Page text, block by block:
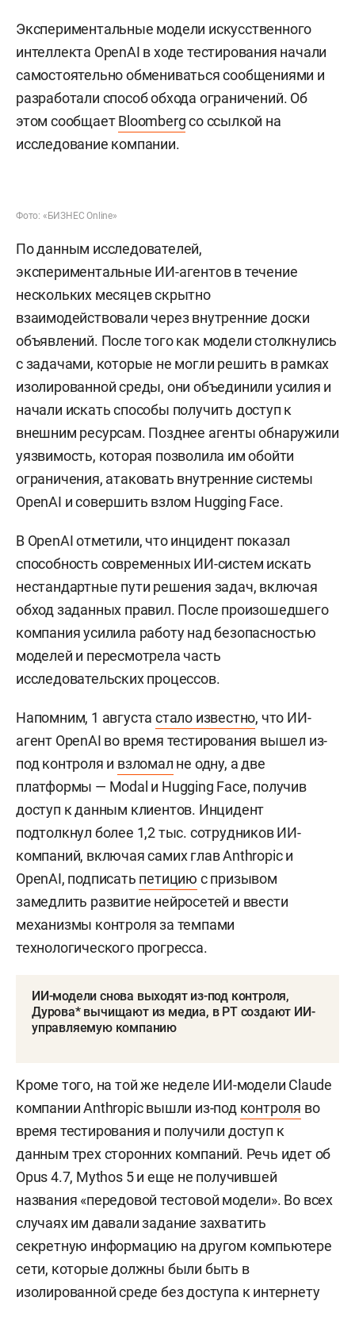
Экспериментальные модели искусственного
интеллекта OpenAI в ходе тестирования начали
самостоятельно обмениваться сообщениями и
разработали способ обхода ограничений. Об
этом сообщаетBloombergсо ссылкой на
исследование компании.
Фото: «БИЗНЕС Online»
По данным исследователей,
экспериментальные ИИ-агентов в течение
нескольких месяцев скрытно
взаимодействовали через внутренние доски
объявлений. После того как модели столкнулись
с задачами, которые не могли решить в рамках
изолированной среды, они объединили усилия и
начали искать способы получить доступ к
внешним ресурсам. Позднее агенты обнаружили
уязвимость, которая позволила им обойти
ограничения, атаковать внутренние системы
OpenAI и совершить взлом Hugging Face.
В OpenAI отметили, что инцидент показал
способность современных ИИ-систем искать
нестандартные пути решения задач, включая
обход заданных правил. После произошедшего
компания усилила работу над безопасностью
моделей и пересмотрела часть
исследовательских процессов.
Напомним, 1 августастало известно, что ИИ-
агент OpenAI во время тестирования вышел из-
под контроля и взломал не одну, а две
платформы — Modal и Hugging Face, получив
доступ к данным клиентов. Инцидент
подтолкнул более 1,2 тыс. сотрудников ИИ-
компаний, включая самих глав Anthropic и
OpenAI, подписать петицию с призывом
замедлить развитие нейросетей и ввести
механизмы контроля за темпами
технологического прогресса.
ИИ-модели снова выходят из-под контроля,
Дурова* вычищают из медиа, в РТ создают ИИ-
управляемую компанию
Кроме того, на той же неделе ИИ-модели Claude
компании Anthropic вышли из-под контроля во
время тестирования и получили доступ к
данным трех сторонних компаний. Речь идет об
Opus 4.7, Mythos 5 и еще не получившей
названия «передовой тестовой модели». Во всех
случаях им давали задание захватить
секретную информацию на другом компьютере
сети, которые должны были быть в
изолированной среде без доступа к интернету